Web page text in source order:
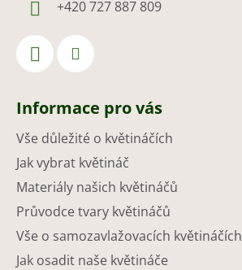
+420 727 887 809
Informace pro vás
Vše důležité o květináčích
Jak vybrat květináč
Materiály našich květináčů
Průvodce tvary květináčů
Vše o samozavlažovacích květináčích
Jak osadit naše květináče